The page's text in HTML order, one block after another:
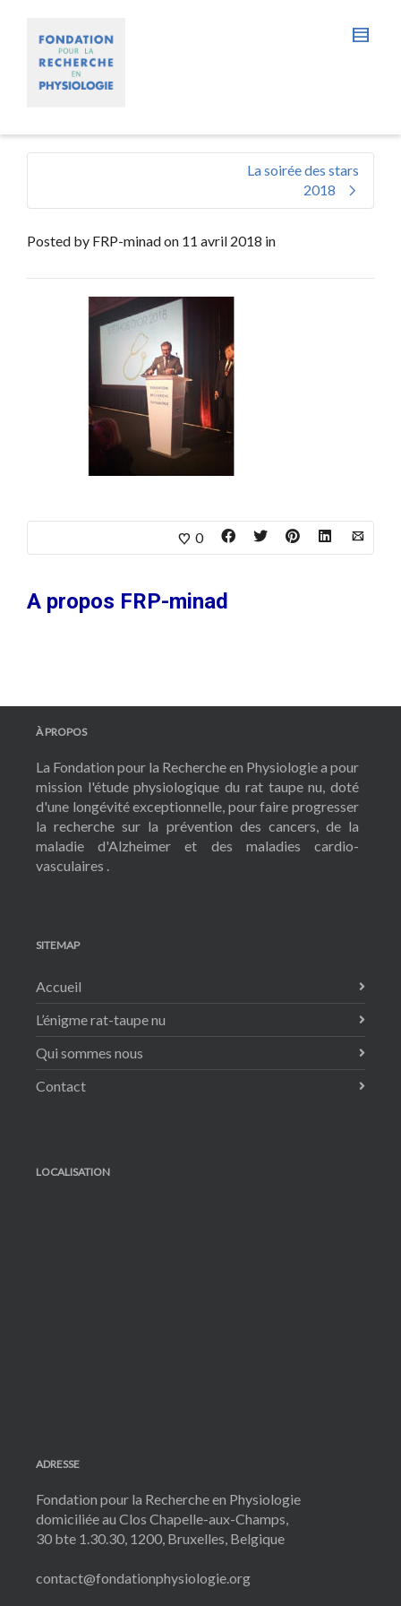
La soirée des stars
2018
Posted by FRP-minadon 11 avril 2018 in
0
A propos FRP-minad
À PROPOS
La Fondation pour la Recherche en Physiologie a pour
mission l'étude physiologique du rat taupe nu, doté
d'une longévité exceptionnelle, pour faire progresser
la recherche sur la prévention des cancers, de la
maladie d'Alzheimer et des maladies cardio-
vasculaires .
SITEMAP
Accueil
L’énigme rat-taupe nu
Qui sommes nous
Contact
LOCALISATION
ADRESSE
Fondation pour la Recherche en Physiologie
domiciliée au Clos Chapelle-aux-Champs,
30 bte 1.30.30, 1200, Bruxelles, Belgique
contact@fondationphysiologie.org